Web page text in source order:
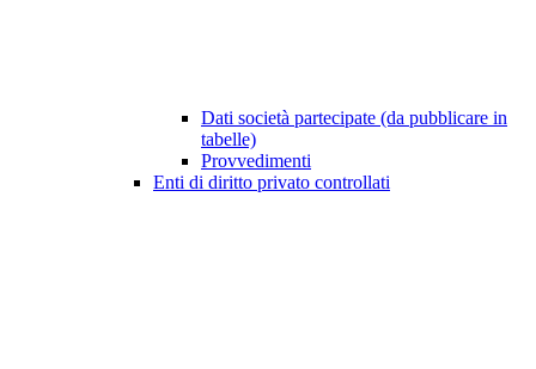
Dati società partecipate (da pubblicare in
tabelle)
Provvedimenti
Enti di diritto privato controllati